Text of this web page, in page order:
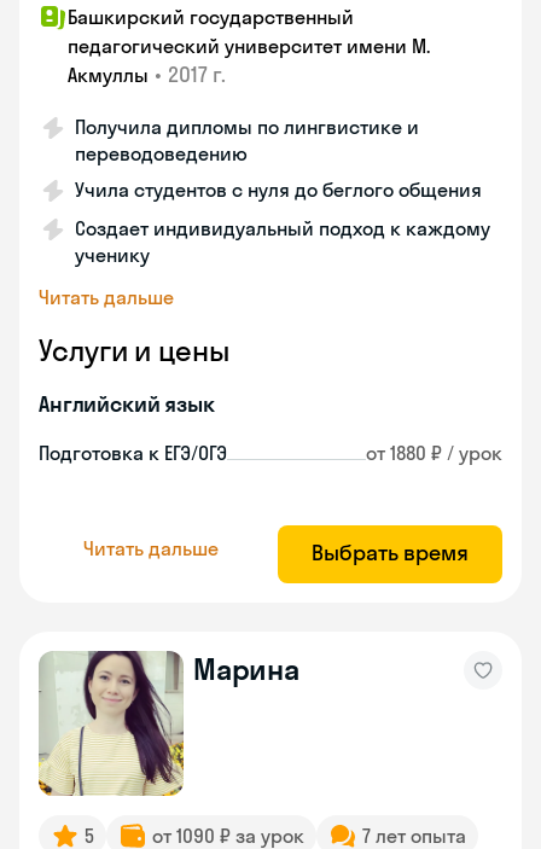
Башкирский государственный
педагогический университет имени М.
Акмуллы • 2017 г.
Получила дипломы по лингвистике и
переводоведению
Учила студентов с нуля до беглого общения
Создает индивидуальный подход к каждому
ученику
Читать дальше
Услуги и цены
Английский язык
Подготовка к ЕГЭ/ОГЭ от 1880 ₽ / урок
Читать дальше Выбрать время
Марина
5 от 1090 ₽ за урок
7 лет опыта